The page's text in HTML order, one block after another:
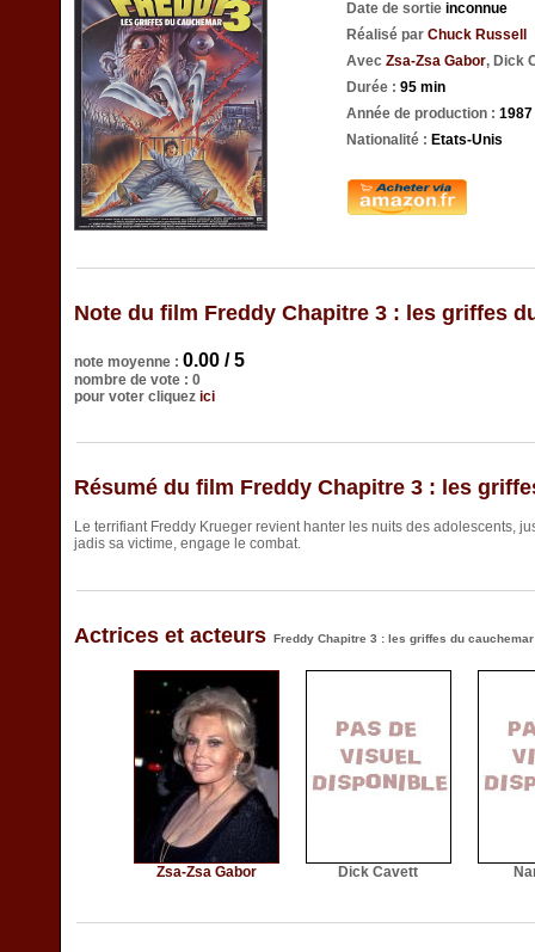
Date de sortie inconnue
Réalisé par Chuck Russell
Avec Zsa-Zsa Gabor, Dick
Durée : 95 min
Année de production : 1987
Nationalité : Etats-Unis
Note du film Freddy Chapitre 3 : les griffes
note moyenne : 0.00 / 5
nombre de vote : 0
pour voter cliquez ici
Résumé du film Freddy Chapitre 3 : les
Le terrifiant Freddy Krueger revient hanter les nuits des adolescents,
jadis sa victime, engage le combat.
Actrices et acteurs Freddy Chapitre 3 : les griffes du cauchemar
Zsa-Zsa Gabor Dick Cavett